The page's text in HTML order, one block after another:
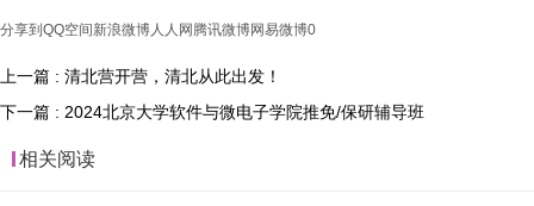
分享到 QQ空间 新浪微博人人网 腾讯微博网易微博0
上一篇 : 清北营开营，清北从此出发！
下一篇 : 2024北京大学软件与微电子学院推免/保研辅导班
相关阅读